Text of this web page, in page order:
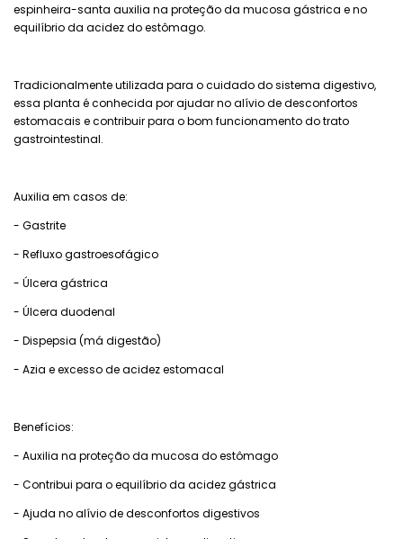
espinheira-santa auxilia na proteção da mucosa gástrica e no
equilíbrio da acidez do estômago.
Tradicionalmente utilizada para o cuidado do sistema digestivo,
essa planta é conhecida por ajudar no alívio de desconfortos
estomacais e contribuir para o bom funcionamento do trato
gastrointestinal.
Auxilia em casos de:
- Gastrite
- Refluxo gastroesofágico
- Úlcera gástrica
- Úlcera duodenal
- Dispepsia (má digestão)
- Azia e excesso de acidez estomacal
Benefícios:
- Auxilia na proteção da mucosa do estômago
- Contribui para o equilíbrio da acidez gástrica
- Ajuda no alívio de desconfortos digestivos